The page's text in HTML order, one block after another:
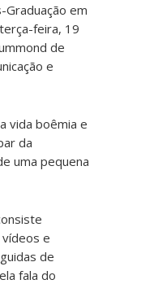
Graduação em
feira, 19
de
e
vida boêmia e
da
uma pequena
e
de
fala do